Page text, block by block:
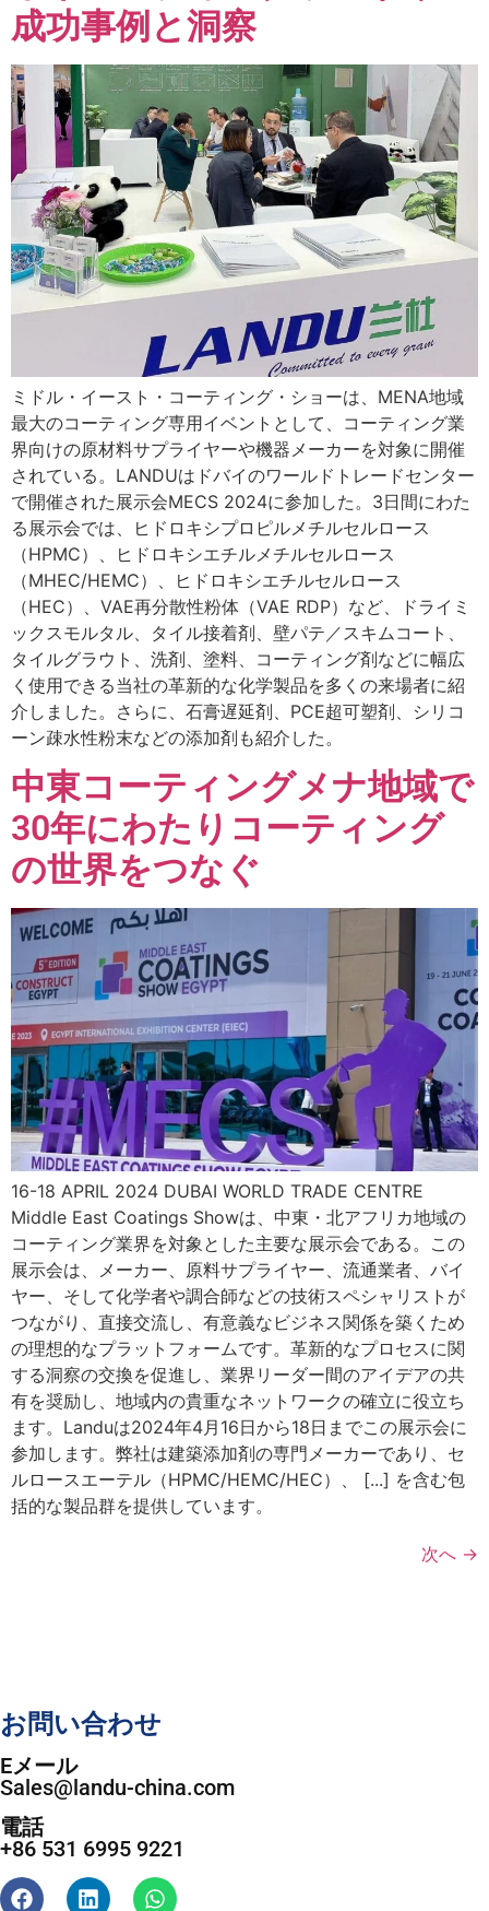
成功事例と洞察
ミドル・イースト・コーティング・ショーは、MENA地域
最大のコーティング専用イベントとして、コーティング業
界向けの原材料サプライヤーや機器メーカーを対象に開催
されている。LANDUはドバイのワールドトレードセンター
で開催された展示会MECS 2024に参加した。3日間にわた
る展示会では、ヒドロキシプロピルメチルセルロース
（HPMC）、ヒドロキシエチルメチルセルロース
（MHEC/HEMC）、ヒドロキシエチルセルロース
（HEC）、VAE再分散性粉体（VAE RDP）など、ドライミ
ックスモルタル、タイル接着剤、壁パテ／スキムコート、
タイルグラウト、洗剤、塗料、コーティング剤などに幅広
く使用できる当社の革新的な化学製品を多くの来場者に紹
介しました。さらに、石膏遅延剤、PCE超可塑剤、シリコ
ーン疎水性粉末などの添加剤も紹介した。
中東コーティングメナ地域で
30年にわたりコーティング
の世界をつなぐ
16-18 APRIL 2024 DUBAI WORLD TRADE CENTRE
Middle East Coatings Showは、中東・北アフリカ地域の
コーティング業界を対象とした主要な展示会である。この
展示会は、メーカー、原料サプライヤー、流通業者、バイ
ヤー、そして化学者や調合師などの技術スペシャリストが
つながり、直接交流し、有意義なビジネス関係を築くため
の理想的なプラットフォームです。革新的なプロセスに関
する洞察の交換を促進し、業界リーダー間のアイデアの共
有を奨励し、地域内の貴重なネットワークの確立に役立ち
ます。Landuは2024年4月16日から18日までこの展示会に
参加します。弊社は建築添加剤の専門メーカーであり、セ
ルロースエーテル（HPMC/HEMC/HEC）、 [...] を含む包
括的な製品群を提供しています。
次へ →
お問い合わせ
Eメール
Sales@landu-china.com
電話
+86 531 6995 9221